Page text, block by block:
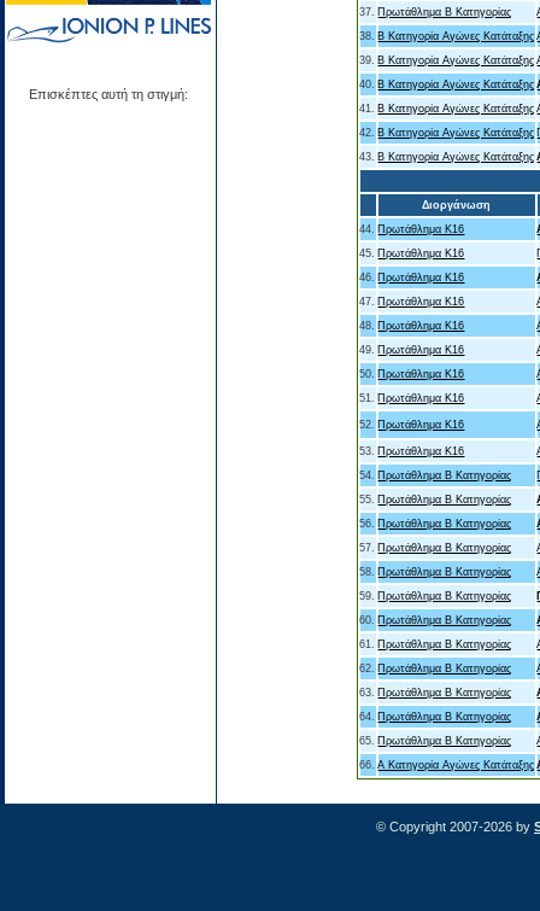
Επισκέπτες αυτή τη στιγμή:
37. Πρωτάθλημα Β Κατηγορίας
38. B Κατηγορία Αγώνες Κατάταξης
39. B Κατηγορία Αγώνες Κατάταξης
40. B Κατηγορία Αγώνες Κατάταξης
41. B Κατηγορία Αγώνες Κατάταξης
42. B Κατηγορία Αγώνες Κατάταξης
43. B Κατηγορία Αγώνες Κατάταξης
Διοργάνωση
44. Πρωτάθλημα Κ16
45. Πρωτάθλημα Κ16
46. Πρωτάθλημα Κ16
47. Πρωτάθλημα Κ16
48. Πρωτάθλημα Κ16
49. Πρωτάθλημα Κ16
50. Πρωτάθλημα Κ16
51. Πρωτάθλημα Κ16
52. Πρωτάθλημα Κ16
53. Πρωτάθλημα Κ16
54. Πρωτάθλημα Β Κατηγορίας
55. Πρωτάθλημα Β Κατηγορίας
56. Πρωτάθλημα Β Κατηγορίας
57. Πρωτάθλημα Β Κατηγορίας
58. Πρωτάθλημα Β Κατηγορίας
59. Πρωτάθλημα Β Κατηγορίας
60. Πρωτάθλημα Β Κατηγορίας
61. Πρωτάθλημα Β Κατηγορίας
62. Πρωτάθλημα Β Κατηγορίας
63. Πρωτάθλημα Β Κατηγορίας
64. Πρωτάθλημα Β Κατηγορίας
65. Πρωτάθλημα Β Κατηγορίας
66. Α Κατηγορία Αγώνες Κατάταξης
© Copyright 2007-2026 by